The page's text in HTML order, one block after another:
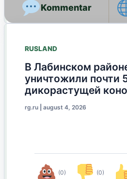
RUSLAND
В Лабинском
уничтожили почти
дикорастущей
rg.ru august 4, 2026
(0) (0)